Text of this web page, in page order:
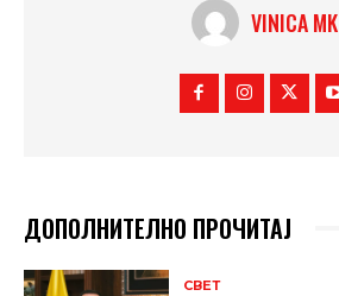
VINICA MK
ДОПОЛНИТЕЛНО ПРОЧИТАЈ
СВЕТ